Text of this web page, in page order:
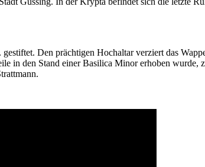
Den prächtigen Hochaltar verziert das
in den Stand einer Basilica Minor erhoben